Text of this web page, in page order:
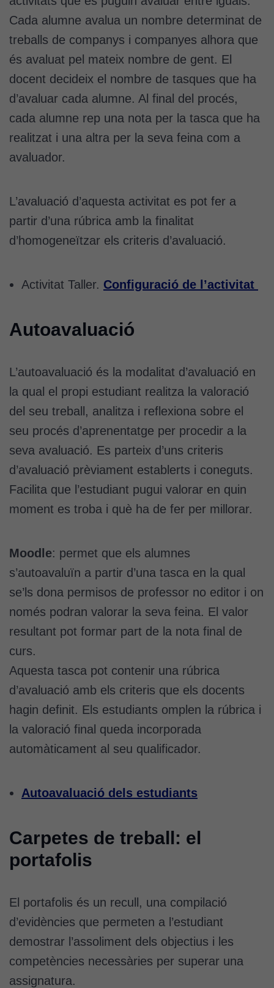
Cada alumne avalua un nombre determinat de
treballs de companys i companyes alhora que
és avaluat pel mateix nombre de gent. El
docent decideix el nombre de tasques que ha
d’avaluar cada alumne. Al final del procés,
cada alumne rep una nota per la tasca que ha
realitzat i una altra per la seva feina com a
avaluador.
L’avaluació d’aquesta activitat es pot fer a
partir d’una rúbrica amb la finalitat
d’homogeneïtzar els criteris d’avaluació.
Activitat Taller. Configuració de l’activitat
Autoavaluació
L’autoavaluació és la modalitat d’avaluació en
la qual el propi estudiant realitza la valoració
del seu treball, analitza i reflexiona sobre el
seu procés d’aprenentatge per procedir a la
seva avaluació. Es parteix d’uns criteris
d’avaluació prèviament establerts i coneguts.
Facilita que l’estudiant pugui valorar en quin
moment es troba i què ha de fer per millorar.
Moodle: permet que els alumnes
s’autoavaluïn a partir d’una tasca en la qual
se’ls dona permisos de professor no editor i on
només podran valorar la seva feina. El valor
resultant pot formar part de la nota final de
curs.
Aquesta tasca pot contenir una rúbrica
d’avaluació amb els criteris que els docents
hagin definit. Els estudiants omplen la rúbrica i
la valoració final queda incorporada
automàticament al seu qualificador.
Autoavaluació dels estudiants
Carpetes de treball: el
portafolis
El portafolis és un recull, una compilació
d’evidències que permeten a l’estudiant
demostrar l’assoliment dels objectius i les
competències necessàries per superar una
assignatura.
Cookies
tècniques
Aquestes
cookies no
són
opcionals.
necessàries
lloc web
funcioni.
Cookies
cookies de
per tal que
del lloc
web, en
funció de
com aquest
lloc web